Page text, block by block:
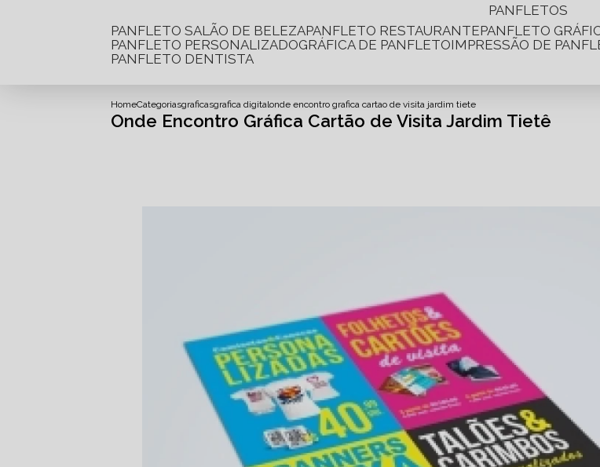
PANFLETOS
PANFLETO SALÃO DE BELEZA PANFLETO RESTAURANTE PANFLETO
PANFLETO PERSONALIZADO
GRÁFICA DE PANFLETO IMPRESSÃO DE
PANFLETO DENTISTA
HomeCategoriasgraficasgrafica digitalonde encontro grafica cartao de visita jardim tiete
Onde Encontro Gráfica Cartão de Visita Jardim Tietê